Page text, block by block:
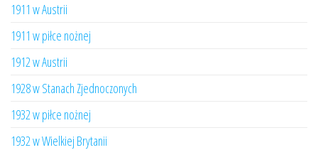
1911 w Austrii
1911 w piłce nożnej
1912 w Austrii
1928 w Stanach Zjednoczonych
1932 w piłce nożnej
1932 w Wielkiej Brytanii